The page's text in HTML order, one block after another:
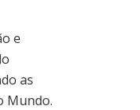
e
as
Mundo.